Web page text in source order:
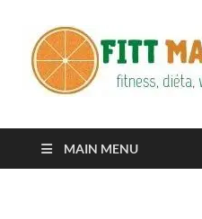
MAIN MENU